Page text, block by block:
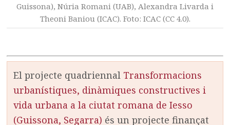
Guissona), Núria Romani (UAB), Alexandra Livarda i
Theoni Baniou (ICAC). Foto: ICAC (CC 4.0).
El projecte quadriennal Transformacions
urbanístiques, dinàmiques constructives i
vida urbana a la ciutat romana de Iesso
(Guissona, Segarra) és un projecte finançat